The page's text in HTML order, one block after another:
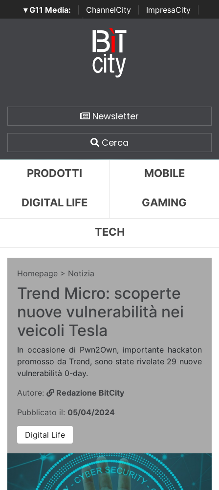
▾ G11 Media: ChannelCity ImpresaCity
SecurityOpenLab | Italian Channel Awards | Italian
Italian Security Awards
Newsletter
Cerca
PRODOTTI MOBILE
DIGITAL LIFE GAMING
TECH
Homepage > Notizia
Trend Micro: scoperte
nuove vulnerabilità nei
veicoli Tesla
In occasione di Pwn2Own, importante hackaton
promosso da Trend, sono state rivelate 29 nuove
vulnerabilità 0-day.
Autore:
Redazione BitCity
Pubblicato il: 05/04/2024
Digital Life